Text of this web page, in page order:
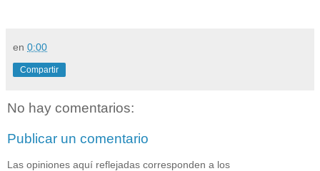
en 0:00
Compartir
No hay comentarios:
Publicar un comentario
Las opiniones aquí reflejadas corresponden a los